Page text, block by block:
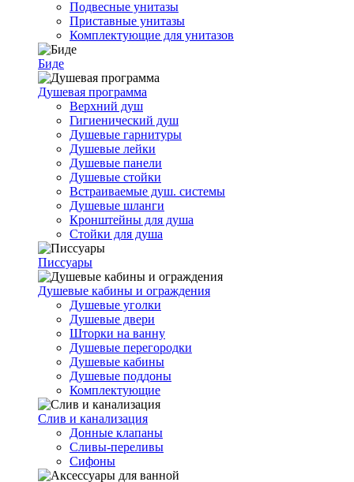
Подвесные унитазы
Приставные унитазы
Комплектующие для унитазов
Биде
Душевая программа
Верхний душ
Гигиенический душ
Душевые гарнитуры
Душевые лейки
Душевые панели
Душевые стойки
Встраиваемые душ. системы
Душевые шланги
Кронштейны для душа
Стойки для душа
Писсуары
Душевые кабины и ограждения
Душевые уголки
Душевые двери
Шторки на ванну
Душевые перегородки
Душевые кабины
Душевые поддоны
Комплектующие
Слив и канализация
Донные клапаны
Сливы-переливы
Сифоны